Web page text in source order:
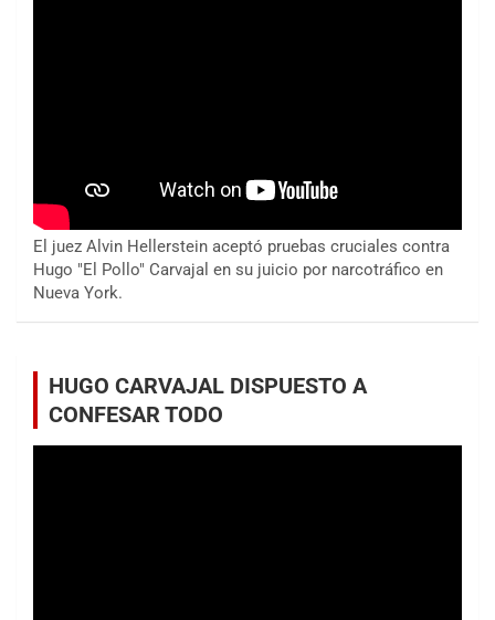
El juez Alvin Hellerstein aceptó pruebas cruciales contra
Hugo "El Pollo" Carvajal en su juicio por narcotráfico en
Nueva York.
HUGO CARVAJAL DISPUESTO A
CONFESAR TODO